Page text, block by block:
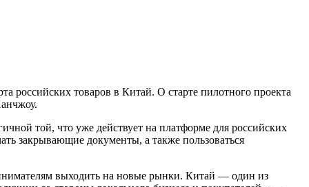
российских товаров в Китай. О старте пилотного проекта
той, что уже действует на платформе для российских
закрывающие документы, а также пользоваться
выходить на новые рынки. Китай — один из